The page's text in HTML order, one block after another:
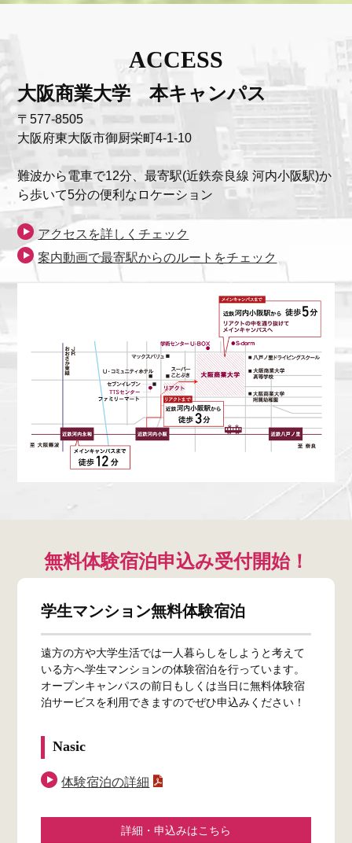
ACCESS
大阪商業大学 本キャンパス
〒577-8505
大阪府東大阪市御厨栄町4-1-10
難波から電車で12分、最寄駅(近鉄奈良線 河内小阪駅)か
ら歩いて5分の便利なロケーション
アクセスを詳しくチェック
案内動画で最寄駅からのルートをチェック
無料体験宿泊申込み受付開始！
学生マンション無料体験宿泊
遠方の方や大学生活では一人暮らしをしようと考えて
いる方へ学生マンションの体験宿泊を行っています。
オープンキャンパスの前日もしくは当日に無料体験宿
泊サービスを利用できますのでぜひ申込みください！
Nasic
体験宿泊の詳細
詳細・申込みはこちら